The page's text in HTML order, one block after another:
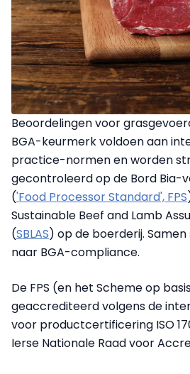
Beoordelingen voor
BGA-keurmerk voldoen aan
practice-normen en worden
gecontroleerd op de Bord Bia-
('Food Processor Standard', FPS
Sustainable Beef and Lamb
(SBLAS) op de boerderij.
naar BGA-compliance.
De FPS (en het Scheme op
geaccrediteerd volgens de
voor productcertificering ISO
Ierse Nationale Raad voor